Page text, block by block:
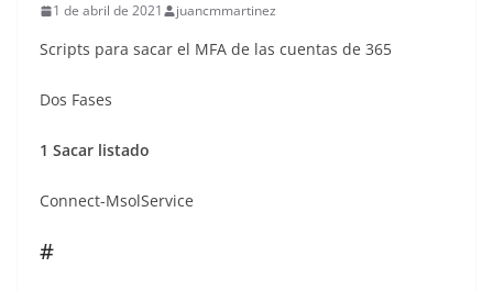
1 de abril de 2021 juancmmartinez
Scripts para sacar el MFA de las cuentas de 365
Dos Fases
1 Sacar listado
Connect-MsolService
#